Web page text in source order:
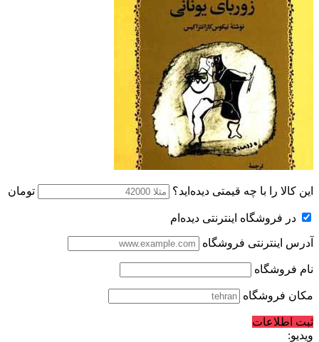
این کالا را با چه قیمتی دیده‌اید؟ تومان
در فروشگاه اینترنتی دیده‌ام
آدرس اینترنتی فروشگاه
نام فروشگاه
مکان فروشگاه
ثبت اطلاعات
ویدیو: